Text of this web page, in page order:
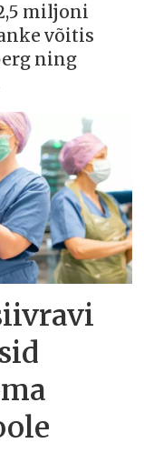
miljoni
võitis
ning